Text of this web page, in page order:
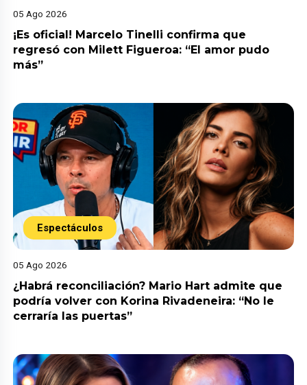
05 Ago 2026
¡Es oficial! Marcelo Tinelli confirma que
regresó con Milett Figueroa: “El amor pudo
más”
Espectáculos
05 Ago 2026
¿Habrá reconciliación? Mario Hart admite que
podría volver con Korina Rivadeneira: “No le
cerraría las puertas”